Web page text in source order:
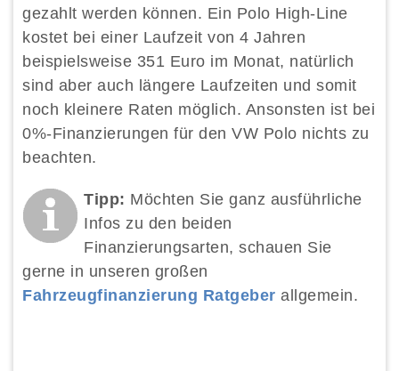
gezahlt werden können. Ein Polo High-Line
kostet bei einer Laufzeit von 4 Jahren
beispielsweise 351 Euro im Monat, natürlich
sind aber auch längere Laufzeiten und somit
noch kleinere Raten möglich. Ansonsten ist bei
0%-Finanzierungen für den VW Polo nichts zu
beachten.
Tipp: Möchten Sie ganz ausführliche
Infos zu den beiden
Finanzierungsarten, schauen Sie
gerne in unseren großen
Fahrzeugfinanzierung Ratgeber allgemein.